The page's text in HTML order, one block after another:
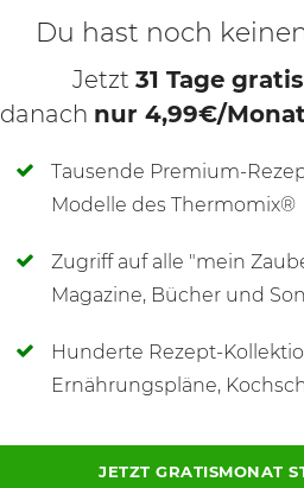
SCHREIBE NEUE
Du hast noch
Jetzt 31 Tage
danach nur 4,99€/Monat
Tausende Premium-
Modelle des Thermomix®
Zugriff auf alle "mein
Magazine, Bücher und
Hunderte Rezept-
Ernährungspläne,
JETZT GRATISMONAT